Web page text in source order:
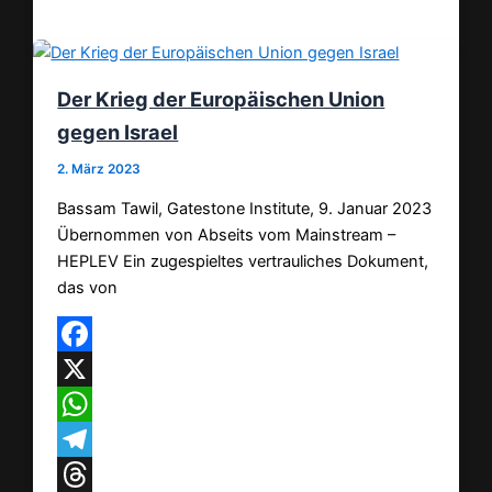
Der Krieg der Europäischen Union
gegen Israel
2. März 2023
Bassam Tawil, Gatestone Institute, 9. Januar 2023
Übernommen von Abseits vom Mainstream –
HEPLEV Ein zugespieltes vertrauliches Dokument,
das von
Facebook
X
WhatsApp
Telegram